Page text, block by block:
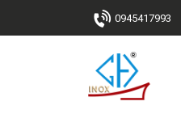
0945417993